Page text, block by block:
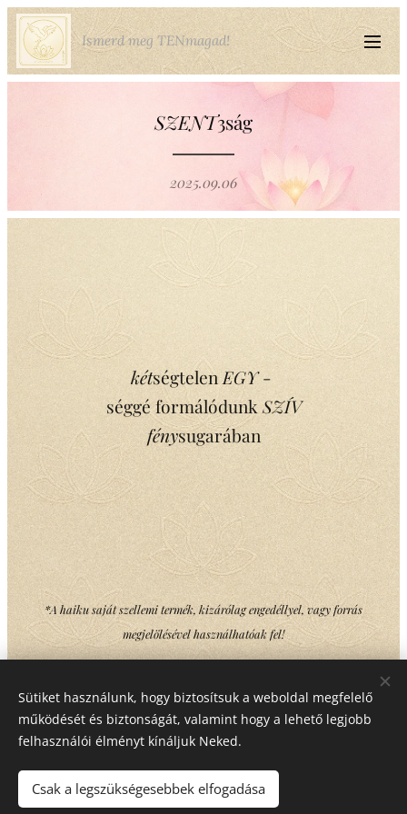
Ismerd meg TENmagad!
SZENT3ság
2025.09.06
kétségtelen EGY-
séggé formálódunk SZÍV
fénysugarában
*A haiku saját szellemi termék, kizárólag engedéllyel, vagy forrás
megjelölésével használhatóak fel!
Share
Copyright © Minden jog fenntartva Mika Gabriella Ilona - 2022
Sütiket használunk, hogy biztosítsuk a weboldal megfelelő
működését és biztonságát, valamint hogy a lehető legjobb
felhasználói élményt kínáljuk Neked.
Csak a legszükségesebbek elfogadása